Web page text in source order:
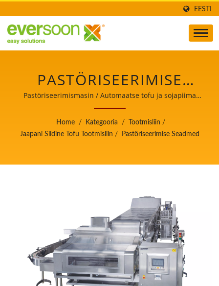
EESTI
PASTÖRISEERIMISE
SEADMED ON ÜKS
MASINAID JAAPANI
SIIDISE TOFU
SOJAPIIMA
VALMISTAMISE
MASINATE JUHT, KELLE
PEAMINE PRIORITEET
ON TOIDUOHUTUS.
Pastöriseerimismasin / Automaatse tofu ja sojapiima
valmistamise masinate juht, kelle peamine prioriteet on
toiduohutus.
Home / Kategooria / Tootmisliin /
Jaapani Siidine Tofu Tootmisliin / Pastöriseerimise Seadmed